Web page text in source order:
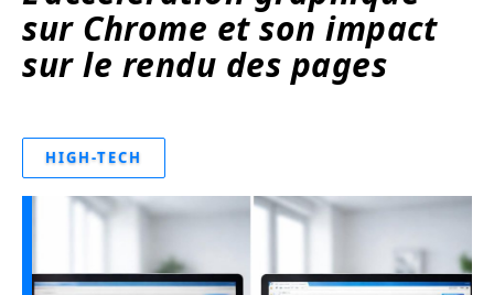
sur Chrome et son impact
sur le rendu des pages
HIGH-TECH